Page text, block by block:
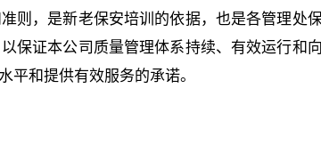
则，是新老保安培训的依据，也是各管理处
保证本公司质量管理体系持续、有效运行和
平和提供有效服务的承诺。